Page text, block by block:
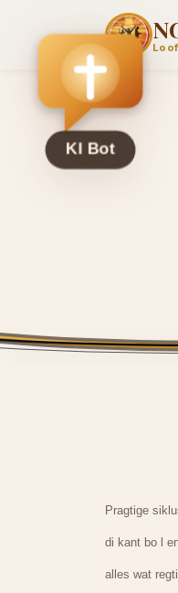
Pragtige
di kant bo l
alles wat